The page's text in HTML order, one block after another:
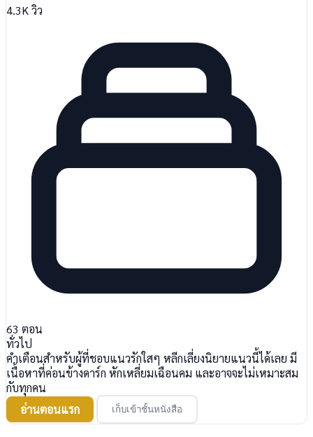
4.3K วิว
63 ตอน
ทั่วไป
คำเตือนสำหรับผู้ที่ชอบแนวรักใสๆ หลีกเลี่ยงนิยายแนวนี้ได้เลย มี
เนื้อหาที่ค่อนข้างดาร์ก หักเหลี่ยมเฉือนคม และอาจจะไม่เหมาะสม
กับทุกคน
อ่านตอนแรก
เก็บเข้าชั้นหนังสือ